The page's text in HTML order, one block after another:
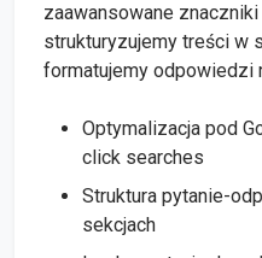
zaawansowane
strukturyzujemy treści w
formatujemy odpowiedzi
Optymalizacja pod
click searches
Struktura pytanie-
sekcjach